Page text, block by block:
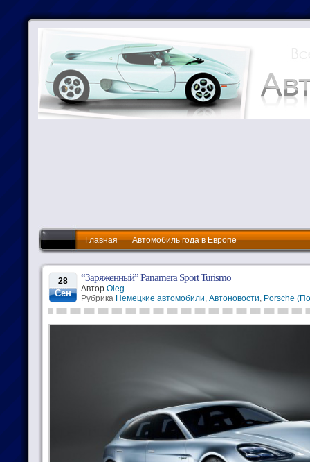
Главная Автомобиль года в Европе
28
Сен
“Заряженный” Panamera Sport Turismo
Автор Oleg
Рубрика Немецкие автомобили, Автоновости, Porsche